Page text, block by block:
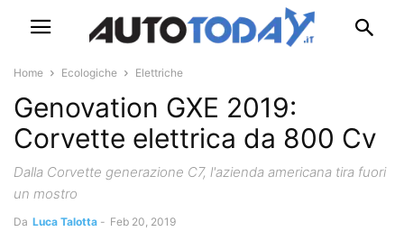
Home Ecologiche Elettriche
Genovation GXE 2019:
Corvette elettrica da 800 Cv
Dalla Corvette generazione C7, l'azienda americana tira fuori
un mostro
Da Luca Talotta - Feb 20, 2019